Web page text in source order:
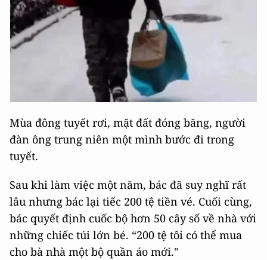
Mùa đông tuyết rơi, mặt đất đóng băng, người
đàn ông trung niên một mình bước đi trong
tuyết.
Sau khi làm việc một năm, bác đã suy nghĩ rất
lâu nhưng bác lại tiếc 200 tệ tiền vé. Cuối cùng,
bác quyết định cuốc bộ hơn 50 cây số về nhà với
những chiếc túi lớn bé. “200 tệ tôi có thể mua
cho bà nhà một bộ quần áo mới."